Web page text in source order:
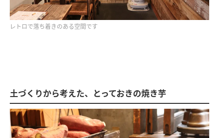
レトロで落ち着きのある空間です
土づくりから考えた、とっておきの焼き芋